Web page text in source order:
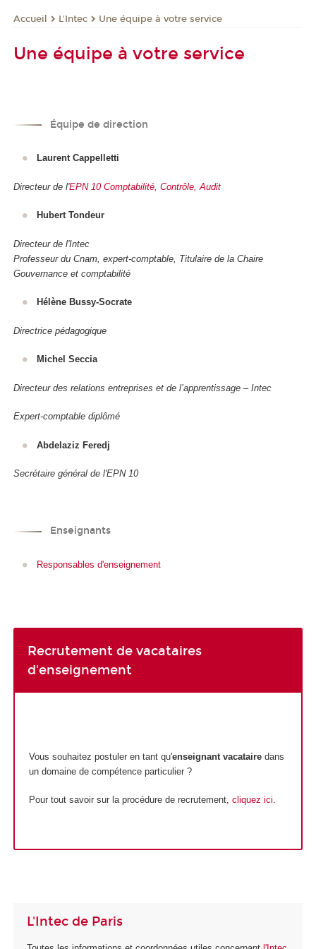
Accueil L'Intec Une équipe à votre service
Une équipe à votre service
Équipe de direction
Laurent Cappelletti
Directeur de l'EPN 10 Comptabilité, Contrôle, Audit
Hubert Tondeur
Directeur de l'Intec
Professeur du Cnam, expert-comptable, Titulaire de la Chaire
Gouvernance et comptabilité
Hélène Bussy-Socrate
Directrice pédagogique
Michel Seccia
Directeur des relations entreprises et de l’apprentissage – Intec
Expert-comptable diplômé
Abdelaziz Feredj
Secrétaire général de l'EPN 10
Enseignants
Responsables d'enseignement
Recrutement de vacataires
d'enseignement
Vous souhaitez postuler en tant qu'enseignant vacatairedans
un domaine de compétence particulier ?
Pour tout savoir sur la procédure de recrutement, cliquez ici.
L'Intec de Paris